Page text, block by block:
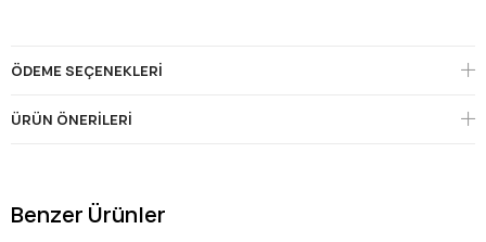
ÖDEME SEÇENEKLERI
ÜRÜN ÖNERILERI
Benzer Ürünler